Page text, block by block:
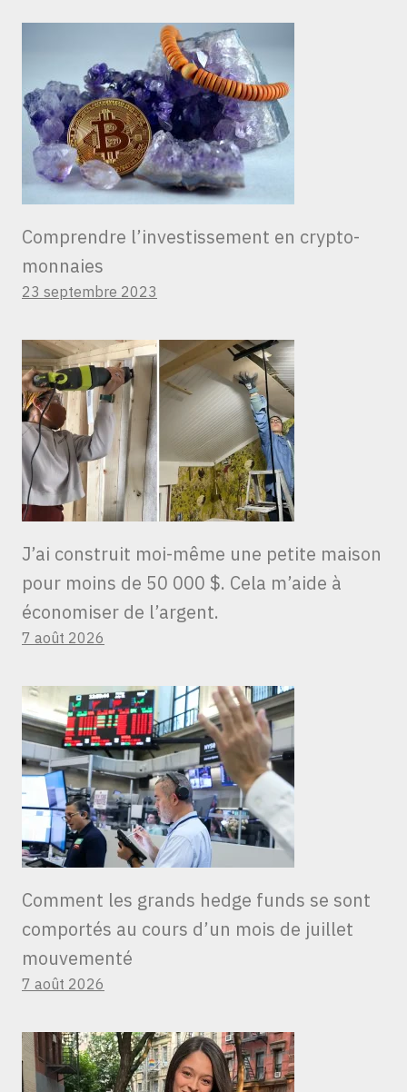
Comprendre l’investissement en crypto-
monnaies
23 septembre 2023
J’ai construit moi-même une petite maison
pour moins de 50 000 $. Cela m’aide à
économiser de l’argent.
7 août 2026
Comment les grands hedge funds se sont
comportés au cours d’un mois de juillet
mouvementé
7 août 2026